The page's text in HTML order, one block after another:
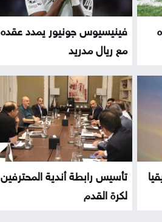
فينيسيوس جونيور يمدد عقده
مع ريال مدريد
تأسيس رابطة أندية المحترفين
لكرة القدم